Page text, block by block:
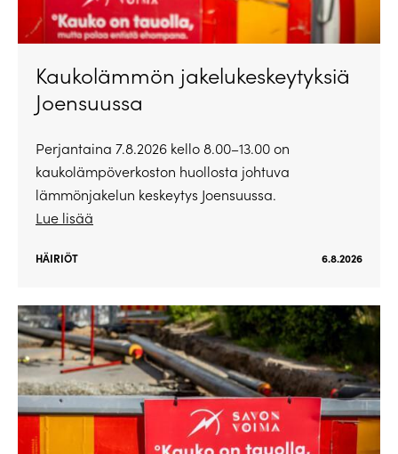
Kaukolämmön jakelukeskeytyksiä
Joensuussa
Perjantaina 7.8.2026 kello 8.00–13.00 on
kaukolämpöverkoston huollosta johtuva
lämmönjakelun keskeytys Joensuussa.
Lue lisää
HÄIRIÖT 6.8.2026